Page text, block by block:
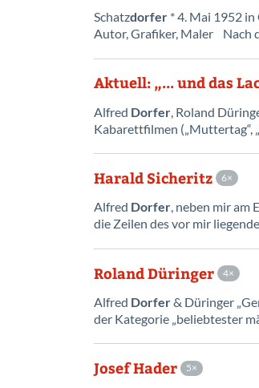
Schatzdorfer * 4. Mai 1952
Autor, Grafiker, Maler Nach
Aktuell: „... und das
Alfred Dorfer, Roland
Kabarettfilmen („Muttertag“,
Harald Sicheritz 6
Alfred Dorfer, neben mir am
die Zeilen des vor mir
Roland Düringer 4
Alfred Dorfer& Düringer
der Kategorie „beliebtester
Josef Hader 5